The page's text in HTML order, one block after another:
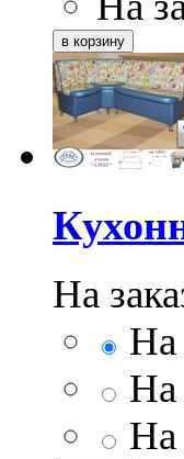
На
На
На
На